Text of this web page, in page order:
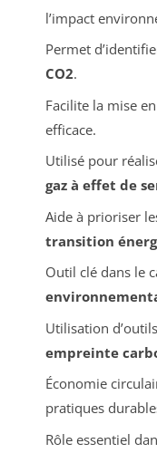
l’impact
Permet
CO2.
Facilite la mise
efficace.
Utilisé pour
gaz à effet de
Aide à prioriser
transition
Outil clé dans le
Utilisation
empreinte
Économie
pratiques
Rôle essentiel